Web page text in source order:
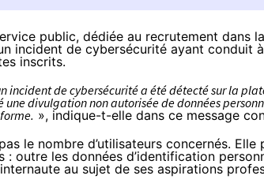
public, dédiée au recrutement dans
incident de cybersécurité ayant conduit
inscrits.
incident de cybersécurité a été détecté sur la
divulgation non autorisée de données
», indique-t-elle dans ce message
le nombre d’utilisateurs concernés.
: outre les données d’identification
au sujet de ses aspirations